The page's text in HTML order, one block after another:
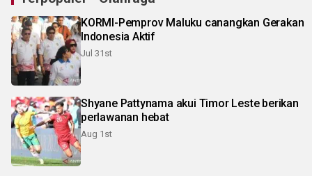
KORMI-Pemprov Maluku canangkan Gerakan
Indonesia Aktif
Jul 31st
Shyane Pattynama akui Timor Leste berikan
perlawanan hebat
Aug 1st